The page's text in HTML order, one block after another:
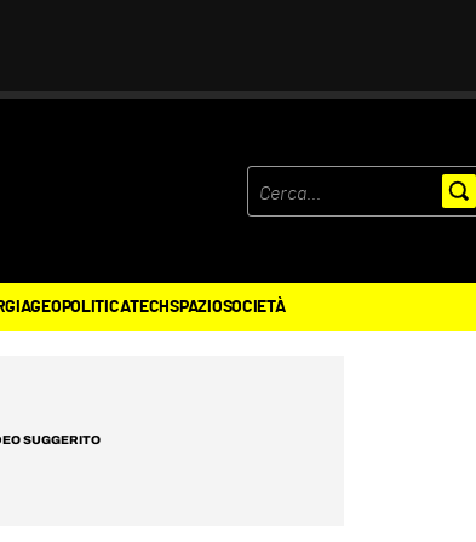
GEOPOLITICATECHSPAZIOSOCIETÀ
SUGGERITO